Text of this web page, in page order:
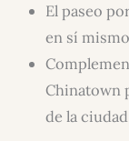
El paseo
en sí
Chinatown
de la ciudad